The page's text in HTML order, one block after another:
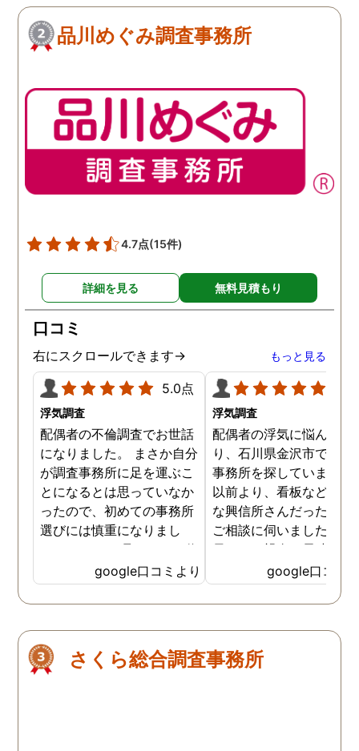
品川めぐみ調査事務所
4.7点(15件)
詳細を見る 無料見積もり
口コミ
右にスクロールできます→ もっと見る
5.0点
浮気調査
配偶者の不倫調査でお世話
になりました。 まさか自分
が調査事務所に足を運ぶこ
とになるとは思っていなか
ったので、初めての事務所
選びには慎重になりまし
た。 ネットで見ていて、信
頼と実績がありそう！と思
いここに決めました。 代表
の方は親身になって話を聞
大変助けていただきまし
た。 依頼料も、調査を1回
google口コミより
浮気調査
配偶者の浮気に悩んでお
り、石川県金沢市で、探
事務所を探していました
以前より、看板などで有
な興信所さんだったので
ご相談に伺いました。
員さんも親身に長時間お
を聞いてくださり、調査
ランも的確で料金も納得
で、その後のアフターフ
ても安心できました。
も完璧な証拠を頂きとて
google口コミ
さくら総合調査事務所